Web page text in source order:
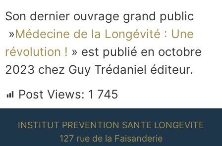
Son dernier ouvrage grand public
»Médecine de la Longévité : Une
révolution ! » est publié en octobre
2023 chez Guy Trédaniel éditeur.
Post Views: 1 745
INSTITUT PREVENTION SANTE LONGEVITE
127 rue de la Faisanderie